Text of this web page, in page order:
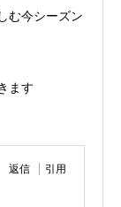
む今シーズン
ます
返信 引用